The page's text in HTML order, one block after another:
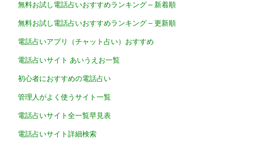
無料お試し電話占いおすすめランキング – 新着順
無料お試し電話占いおすすめランキング – 更新順
電話占いアプリ（チャット占い）おすすめ
電話占いサイト あいうえお一覧
初心者におすすめの電話占い
管理人がよく使うサイト一覧
電話占いサイト全一覧早見表
電話占いサイト詳細検索